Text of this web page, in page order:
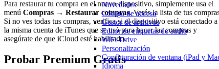
Novedades
Código de acceso
Gestor de archivos
Editor de etiquetas de audio
WiFi-Drive
Personalización
Configuración de ventana (iPad y
Idioma
Para restaurar tu compra en el nuevo dispositivo, simplemente usa el
menú Compras → Restaurar compras. Verás la lista de tus
Si no ves todas tus compras, verifica si el dispositivo está conectado a
la misma cuenta de iTunes que se usó para hacer las compras y
asegúrate de que iCloud esté habilitado.
Probar Premium Gratis